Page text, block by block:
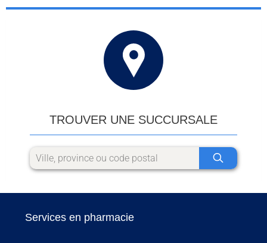
TROUVER UNE SUCCURSALE
Services en pharmacie